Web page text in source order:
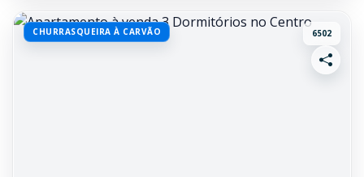
CHURRASQUEIRA À CARVÃO 6502